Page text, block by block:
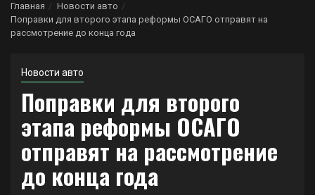
Главная
Новости авто
Поправки для второго этапа реформы ОСАГО отправят на
рассмотрение до конца года
Новости авто
Поправки для второго
этапа реформы ОСАГО
отправят на рассмотрение
до конца года